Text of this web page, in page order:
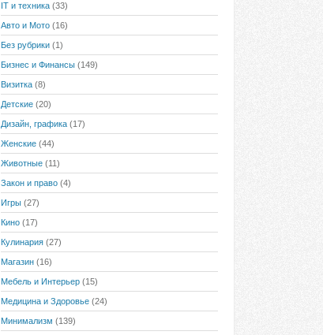
IT и техника (33)
Авто и Мото (16)
Без рубрики (1)
Бизнес и Финансы (149)
Визитка (8)
Детские (20)
Дизайн, графика (17)
Женские (44)
Животные (11)
Закон и право (4)
Игры (27)
Кино (17)
Кулинария (27)
Магазин (16)
Мебель и Интерьер (15)
Медицина и Здоровье (24)
Минимализм (139)